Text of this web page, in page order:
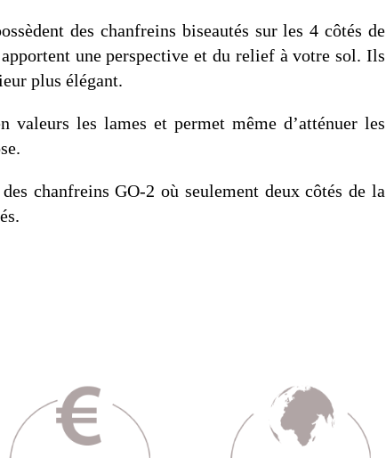
des chanfreins biseautés sur les 4 côtés de
une perspective et du relief à votre sol. Ils
plus élégant.
valeurs les lames et permet même d’atténuer les
.
chanfreins GO-2 où seulement deux côtés de la